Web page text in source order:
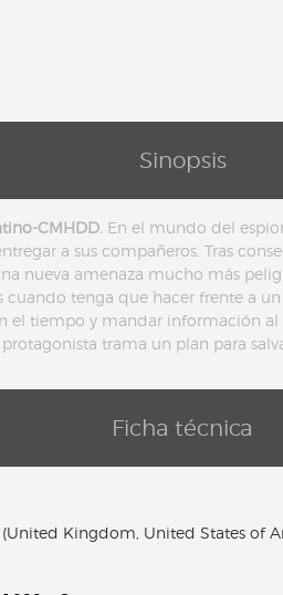
Sinopsis
CMHDD. En el mundo del
a sus compañeros. Tras
nueva amenaza mucho más
cuando tenga que hacer frente a
el tiempo y mandar información
trama un plan para
Ficha técnica
Kingdom, United States of